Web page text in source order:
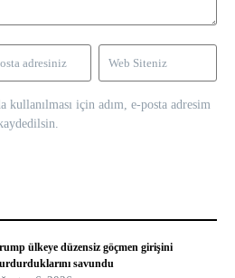
kullanılması için adım, e-posta adresim
ülkeye düzensiz göçmen girişini
savundu